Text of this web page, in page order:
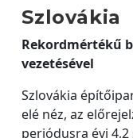
Szlovákia
Rekordmértékű
vezetésével
Szlovákia
elé néz, az
periódusra évi